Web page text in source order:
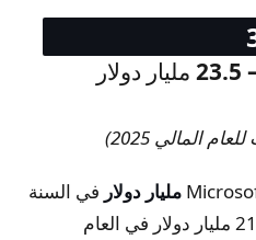
المالي 2025)
في السنة
المالية 2025، ارتفاعًا من 21.5 مليار دولار في العام